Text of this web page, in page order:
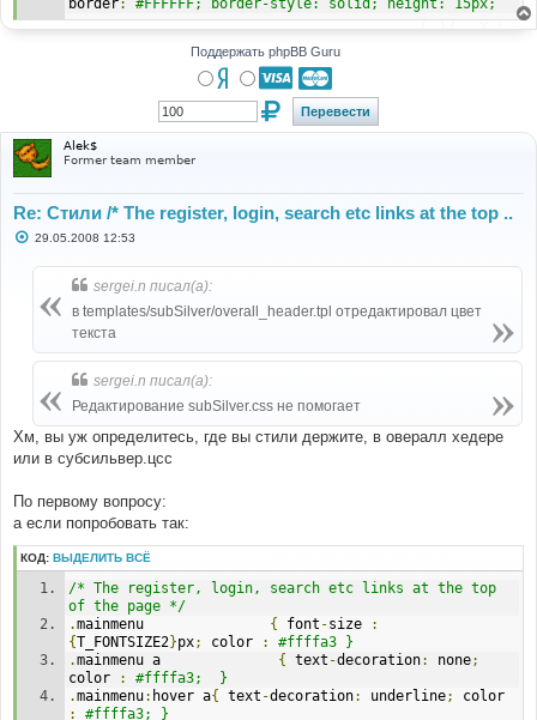
border: #FFFFFF; border-style: solid; height: 15px;
Поддержать phpBB Guru
Alek$
Former team member
Re: Стили /* The register, login, search etc links at the top ..
С
е
29.05.2008 12:53
sergei.n писал(а):
в templates/subSilver/overall_header.tpl отредактировал цвет
текста
sergei.n писал(а):
Редактирование subSilver.css не помогает
Хм, вы уж определитесь, где вы стили держите, в овералл хедере
или в субсильвер.цсс
По первому вопросу:
а если попробовать так:
КОД: ВЫДЕЛИТЬ ВСЁ
/* The register, login, search etc links at the top
of the page */
.mainmenu { font -size
:
{T_FONTSIZE2}px; color :
#ffffa3 }
.mainmenu a { text -decoration: none;
color
:
#ffffa3;  }
.mainmenu: hover a{ text -decoration: underline;
:
#ffffa3; }